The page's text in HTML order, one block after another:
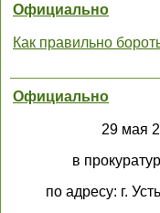
Официально
Как правильно
Официально
29 мая
в
по адресу: г.